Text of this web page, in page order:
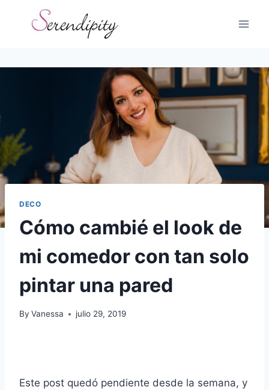
DECO
Cómo cambié el look de
mi comedor con tan solo
pintar una pared
By Vanessa julio 29, 2019
Este post quedó pendiente desde la semana, y